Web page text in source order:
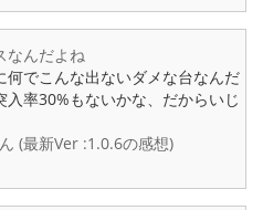
なんだよね
でこんな出ないダメな台なんだ
率30%もないかな、だからいじ
(最新Ver :1.0.6の感想)